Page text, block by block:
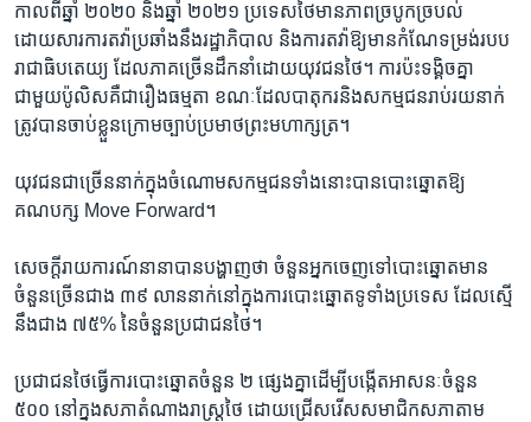
កាលពី​ឆ្នាំ ២០២០ និង​ឆ្នាំ ២០២១ ប្រទេស​ថៃ​មាន​ភាព​ច្របូកច្របល់​
ដោយសារ​ការ​តវ៉ា​ប្រឆាំង​នឹង​រដ្ឋាភិបាល និង​ការ​តវ៉ា​ឱ្យ​មាន​កំណែ​ទម្រង់​របប​
រាជាធិបតេយ្យ ដែល​ភាគ​ច្រើន​ដឹកនាំ​ដោយ​យុវជន​ថៃ។ ការ​ប៉ះទង្គិច​គ្នា​
ជាមួយ​ប៉ូលិស​គឺ​ជា​រឿង​ធម្មតា ខណៈ​ដែល​បាតុករ​និង​សកម្មជន​រាប់​រយ​នាក់​
ត្រូវ​បាន​ចាប់​ខ្លួន​ក្រោម​ច្បាប់​ប្រមាថ​ព្រះមហាក្សត្រ។
យុវជន​ជា​ច្រើន​នាក់​ក្នុង​ចំណោម​សកម្មជន​ទាំង​នោះ​បាន​បោះឆ្នោត​ឱ្យ​
គណបក្ស Move Forward។
សេចក្ដី​រាយការណ៍​នានា​បាន​បង្ហាញ​ថា ចំនួន​អ្នក​ចេញ​ទៅ​បោះឆ្នោត​មាន​
ចំនួន​ច្រើន​ជាង ៣៩ លាន​នាក់​នៅ​ក្នុង​ការ​បោះឆ្នោត​ទូទាំង​ប្រទេស ដែល​ស្មើ​
នឹង​ជាង ៧៥% នៃ​ចំនួន​ប្រជាជន​ថៃ។
ប្រជាជន​ថៃ​ធ្វើ​ការ​បោះឆ្នោត​ចំនួន​ ២ ផ្សេង​គ្នា​ដើម្បី​បង្កើត​អាសនៈ​ចំនួន
៥០០ នៅ​ក្នុង​សភា​តំណាងរាស្រ្ត​ថៃ ដោយ​ជ្រើសរើស​សមាជិក​សភា​តាម​